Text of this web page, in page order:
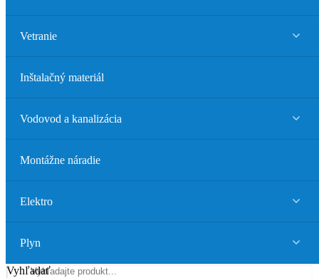
Vetranie
Inštalačný materiál
Vodovod a kanalizácia
Montážne náradie
Elektro
Plyn
Vyhľadať